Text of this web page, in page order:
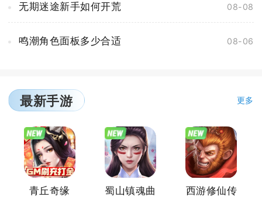
无期迷途新手如何开荒 08-08
鸣潮角色面板多少合适 08-06
最新手游 更多
青丘奇缘 蜀山镇魂曲 西游修仙传